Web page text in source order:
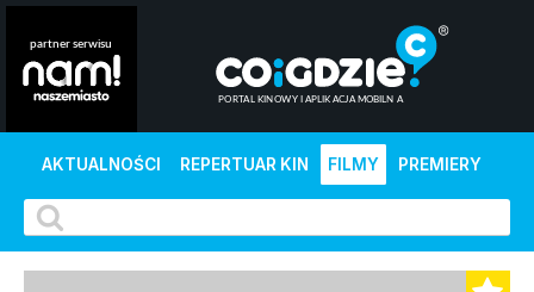
AKTUALNOŚCI REPERTUAR KIN FILMY PREMIERY